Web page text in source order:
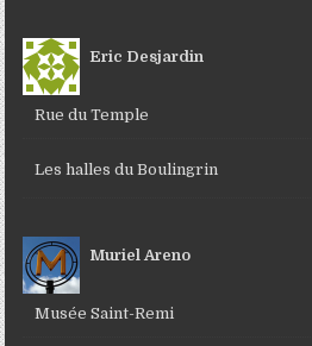
Eric Desjardin
Rue du Temple
Les halles du Boulingrin
Muriel Areno
Musée Saint-Remi